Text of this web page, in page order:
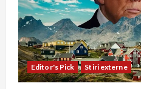
Editor's Pick Stiri externe